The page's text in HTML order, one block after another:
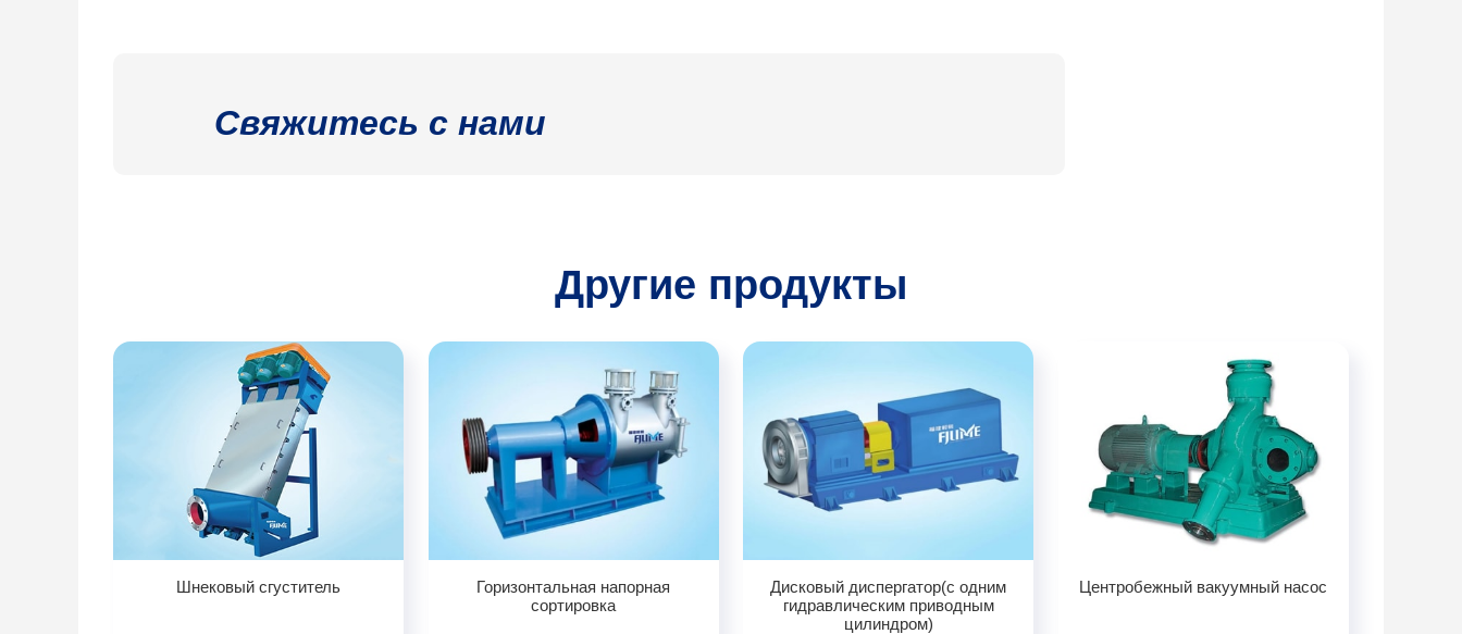
Свяжитесь с нами
Другие продукты
Шнековый сгуститель
Горизонтальная напорная
сортировка
Дисковый диспергатор(с одним
гидравлическим приводным
цилиндром)
Центробежный вакуумный насос